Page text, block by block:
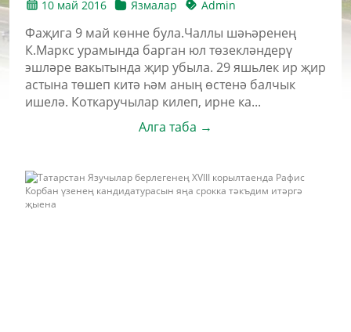
10 май 2016 Язмалар Admin
Фаҗига 9 май көнне була.Чаллы шәһәренең
К.Маркс урамында барган юл төзекләндерү
эшләре вакытында җир убыла. 29 яшьлек ир җир
астына төшеп китә һәм аның өстенә балчык
ишелә. Коткаручылар килеп, ирне ка...
Алга таба →